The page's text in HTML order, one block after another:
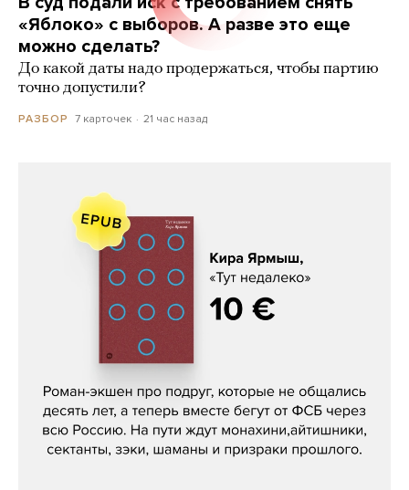
«Яблоко» с выборов. А разве это еще
можно сделать?
До какой даты надо продержаться, чтобы партию
точно допустили?
РАЗБОР 7 карточек 21 час назад
Кира Ярмыш, «Тут недалеко»